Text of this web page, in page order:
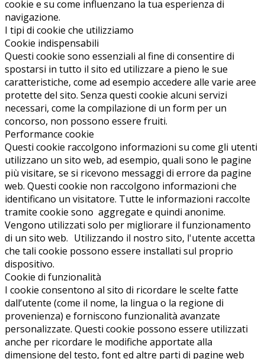
cookie e su come influenzano la tua esperienza di
navigazione.
I tipi di cookie che utilizziamo
Cookie indispensabili
Questi cookie sono essenziali al fine di consentire di
spostarsi in tutto il sito ed utilizzare a pieno le sue
caratteristiche, come ad esempio accedere alle varie aree
protette del sito. Senza questi cookie alcuni servizi
necessari, come la compilazione di un form per un
concorso, non possono essere fruiti.
Performance cookie
Questi cookie raccolgono informazioni su come gli utenti
utilizzano un sito web, ad esempio, quali sono le pagine
più visitare, se si ricevono messaggi di errore da pagine
web. Questi cookie non raccolgono informazioni che
identificano un visitatore. Tutte le informazioni raccolte
tramite cookie sono aggregate e quindi anonime.
Vengono utilizzati solo per migliorare il funzionamento
di un sito web. Utilizzando il nostro sito, l'utente accetta
che tali cookie possono essere installati sul proprio
dispositivo.
Cookie di funzionalità
I cookie consentono al sito di ricordare le scelte fatte
dall’utente (come il nome, la lingua o la regione di
provenienza) e forniscono funzionalità avanzate
personalizzate. Questi cookie possono essere utilizzati
anche per ricordare le modifiche apportate alla
dimensione del testo, font ed altre parti di pagine web